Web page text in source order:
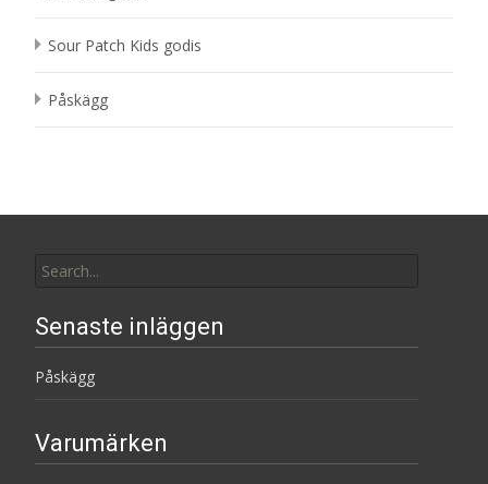
Sour Patch Kids godis
Påskägg
for:
Senaste inläggen
Påskägg
Varumärken